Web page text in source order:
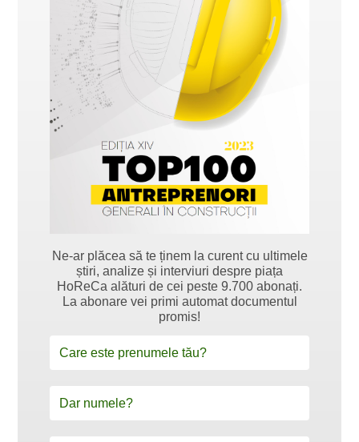
Ne-ar plăcea să te ținem la curent cu ultimele
știri, analize și interviuri despre piața
HoReCa alături de cei peste 9.700 abonați.
La abonare vei primi automat documentul
promis!